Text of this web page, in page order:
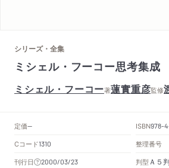
シリーズ・全集
ミシェル・フーコー思考集
ミシェル・フーコー著蓮實重彦監修
定価-- ISBN978-
Cコード1310
整理番号
刊行日
2000/03/23 判型 Ａ５